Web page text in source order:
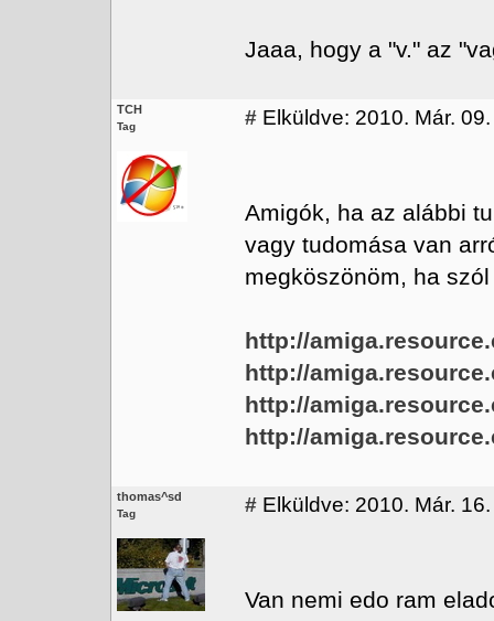
Jaaa, hogy a "v." az
TCH
Tag # Elküldve: 2010. Már.
Amigók, ha az alábbi
vagy tudomása van
megköszönöm, ha
http://
http://
http://
http://
thomas^sd
Tag # Elküldve: 2010. Már.
Van nemi edo ram